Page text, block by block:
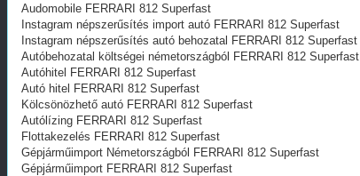
Audomobile FERRARI 812 Superfast
Instagram népszerűsítés import autó FERRARI 812 Superfast
Instagram népszerűsítés autó behozatal FERRARI 812 Superfast
Autóbehozatal költségei németországból FERRARI 812 Superfast
Autóhitel FERRARI 812 Superfast
Autó hitel FERRARI 812 Superfast
Kölcsönözhető autó FERRARI 812 Superfast
Autólízing FERRARI 812 Superfast
Flottakezelés FERRARI 812 Superfast
Gépjárműimport Németországból FERRARI 812 Superfast
Gépjárműimport FERRARI 812 Superfast